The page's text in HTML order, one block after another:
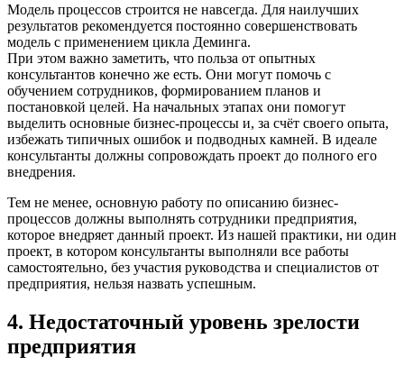
Модель процессов строится не навсегда. Для наилучших
результатов рекомендуется постоянно совершенствовать
модель с применением цикла Деминга.
При этом важно заметить, что польза от опытных
консультантов конечно же есть. Они могут помочь с
обучением сотрудников, формированием планов и
постановкой целей. На начальных этапах они помогут
выделить основные бизнес-процессы и, за счёт своего опыта,
избежать типичных ошибок и подводных камней. В идеале
консультанты должны сопровождать проект до полного его
внедрения.
Тем не менее, основную работу по описанию бизнес-
процессов должны выполнять сотрудники предприятия,
которое внедряет данный проект. Из нашей практики, ни один
проект, в котором консультанты выполняли все работы
самостоятельно, без участия руководства и специалистов от
предприятия, нельзя назвать успешным.
4. Недостаточный уровень зрелости
предприятия